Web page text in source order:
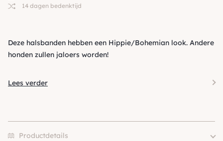
14 dagen bedenktijd
Deze halsbanden hebben een Hippie/Bohemian look. Andere
honden zullen jaloers worden!
Lees verder
Productdetails